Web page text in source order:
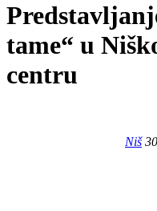
tame“ u
centru
Niš